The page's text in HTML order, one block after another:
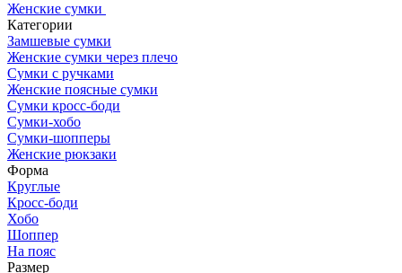
Женские сумки
Категории
Замшевые сумки
Женские сумки через плечо
Сумки с ручками
Женские поясные сумки
Сумки кросс-боди
Сумки-хобо
Сумки-шопперы
Женские рюкзаки
Форма
Круглые
Кросс-боди
Хобо
Шоппер
На пояс
Размер